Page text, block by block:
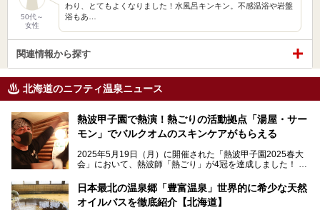
50代～
女性
わり、とてもよくなりました！水風呂キンキン。不感温浴や岩盤
浴もあ…
関連情報から探す
北海道のニフティ温泉ニュース
熱波甲子園で熱演！熱ごりの活動拠点「湯屋・サー
モン」でバルクオムのスキンケアがもらえる
2025年5月19日（月）に開催された「熱波甲子園2025春大
会」において、熱波師「熱ごり」が4冠を達成しました！
動拠点である北海道の銭湯「湯屋・サーモン」にて、メンズ
スキンケアブランド バルクオムの「ONE DAY KIT」を数量
限定でプレゼントいたします。
日本最北の温泉郷「豊富温泉」世界的に希少な天然
オイルバスを徹底紹介【北海道】